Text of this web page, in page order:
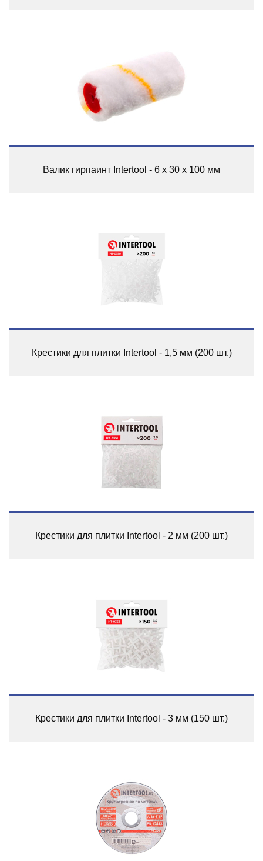
Валик гирпаинт Intertool - 6 х 30 х 100 мм
Крестики для плитки Intertool - 1,5 мм (200 шт.)
Крестики для плитки Intertool - 2 мм (200 шт.)
Крестики для плитки Intertool - 3 мм (150 шт.)